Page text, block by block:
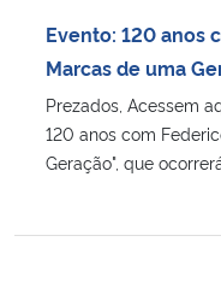
Evento: 120 anos
Marcas de uma
Prezados, Acessem
120 anos com
Geração", que